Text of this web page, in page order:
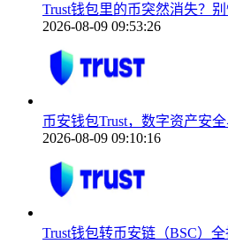
Trust钱包里的币突然消失？
2026-08-09 09:53:26
币安钱包Trust，数字资产安
2026-08-09 09:10:16
Trust钱包转币安链（BSC）